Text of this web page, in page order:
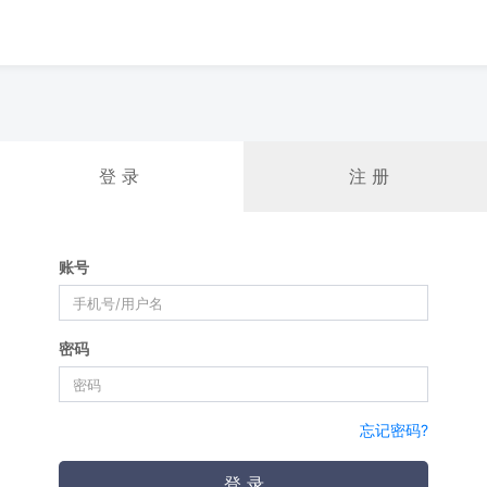
登 录 注 册
账号
密码
忘记密码?